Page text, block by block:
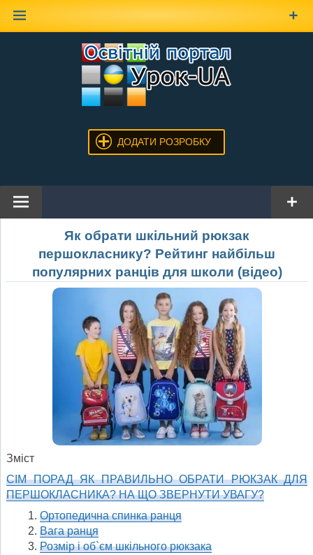
ДОДАТИ РОЗРОБКУ
Як обрати шкільний рюкзак
першокласнику? Рейтинг найбільш
популярних ранців для школи (відео)
Зміст
СІМ ПОРАД ЯК ПРАВИЛЬНО ОБРАТИ РЮКЗАК ДЛЯ
ПЕРШОКЛАСНИКА? НА ЩО ЗВЕРНУТИ УВАГУ?
Ортопедична спинка ранця
Вага ранця
Розмір і об`єм шкільного рюкзака